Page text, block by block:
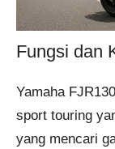
Fungsi dan
Yamaha
sport touring
yang mencari